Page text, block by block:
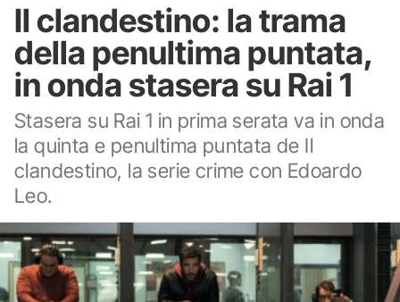
Il clandestino: la trama
della penultima puntata,
in onda stasera su Rai 1
Stasera su Rai 1 in prima serata va in onda
la quinta e penultima puntata de Il
clandestino, la serie crime con Edoardo
Leo.